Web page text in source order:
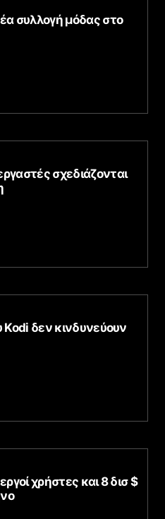
συλλογή μόδας στο
σχεδιάζονται
Kodi δεν κινδυνεύουν
χρήστες και 8 δισ $